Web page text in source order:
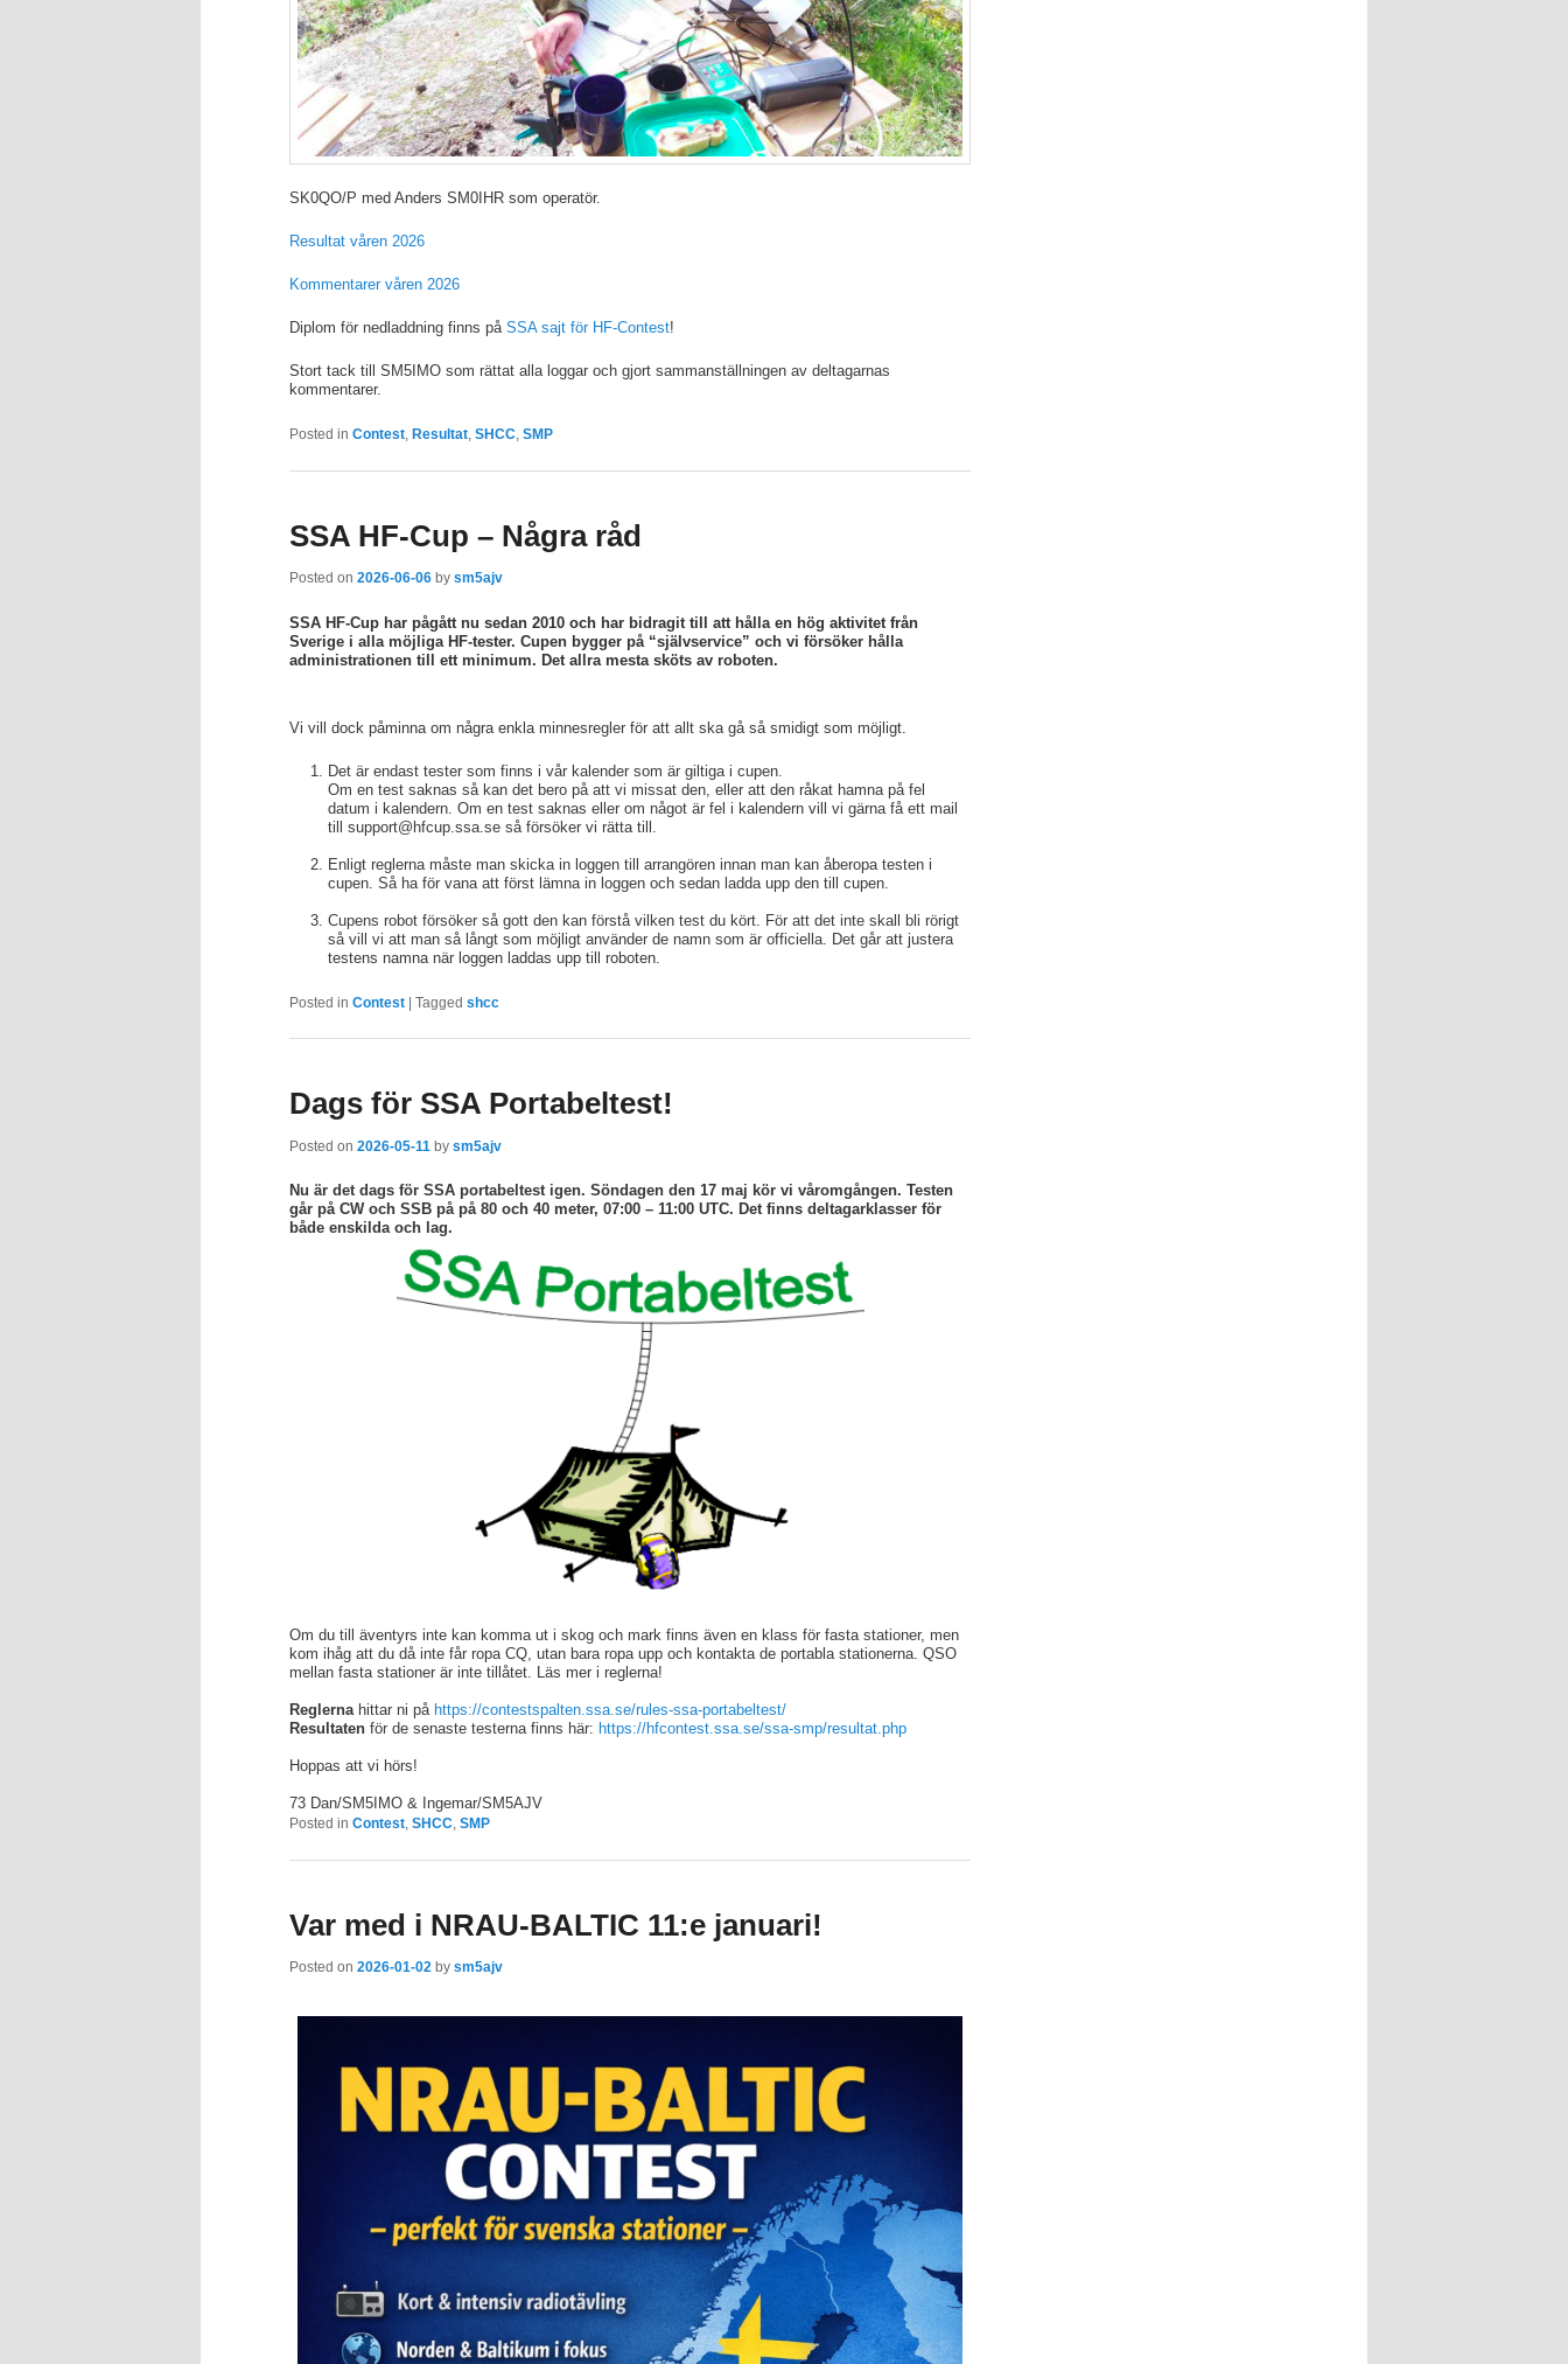
SK0QO/P med Anders SM0IHR som operatör.
Resultat våren 2026
Kommentarer våren 2026
Diplom för nedladdning finns på SSA sajt för HF-Contest!
Stort tack till SM5IMO som rättat alla loggar och gjort sammanställningen av deltagarnas
kommentarer.
Posted in Contest, Resultat, SHCC, SMP
SSA HF-Cup – Några råd
Posted on 2026-06-06 by sm5ajv
SSA HF-Cup har pågått nu sedan 2010 och har bidragit till att hålla en hög aktivitet från
Sverige i alla möjliga HF-tester. Cupen bygger på “självservice” och vi försöker hålla
administrationen till ett minimum. Det allra mesta sköts av roboten.
Vi vill dock påminna om några enkla minnesregler för att allt ska gå så smidigt som möjligt.
Det är endast tester som finns i vår kalender som är giltiga i cupen.
Om en test saknas så kan det bero på att vi missat den, eller att den råkat hamna på fel
datum i kalendern. Om en test saknas eller om något är fel i kalendern vill vi gärna få ett mail
till support@hfcup.ssa.se så försöker vi rätta till.
Enligt reglerna måste man skicka in loggen till arrangören innan man kan åberopa testen i
cupen. Så ha för vana att först lämna in loggen och sedan ladda upp den till cupen.
Cupens robot försöker så gott den kan förstå vilken test du kört. För att det inte skall bli rörigt
så vill vi att man så långt som möjligt använder de namn som är officiella. Det går att justera
testens namna när loggen laddas upp till roboten.
Posted in Contest Tagged shcc
Dags för SSA Portabeltest!
Posted on 2026-05-11 by sm5ajv
Nu är det dags för SSA portabeltest igen. Söndagen den 17 maj kör vi våromgången. Testen
går på CW och SSB på på 80 och 40 meter, 07:00 – 11:00 UTC. Det finns deltagarklasser för
både enskilda och lag.
Om du till äventyrs inte kan komma ut i skog och mark finns även en klass för fasta stationer, men
kom ihåg att du då inte får ropa CQ, utan bara ropa upp och kontakta de portabla stationerna. QSO
mellan fasta stationer är inte tillåtet. Läs mer i reglerna!
Reglernahittar ni på https://contestspalten.ssa.se/rules-ssa-portabeltest/
Resultaten för de senaste testerna finns här: https://hfcontest.ssa.se/ssa-smp/resultat.php
Hoppas att vi hörs!
73 Dan/SM5IMO & Ingemar/SM5AJV
Posted in Contest, SHCC, SMP
Var med i NRAU-BALTIC 11:e januari!
Posted on 2026-01-02 by sm5ajv